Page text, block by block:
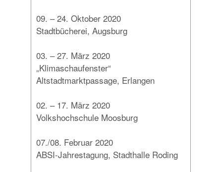
09. – 24. Oktober 2020
Stadtbücherei, Augsburg
03. – 27. März 2020
„Klimaschaufenster“
Altstadtmarktpassage, Erlangen
02. – 17. März 2020
Volkshochschule Moosburg
07./08. Februar 2020
ABSI-Jahrestagung, Stadthalle Roding